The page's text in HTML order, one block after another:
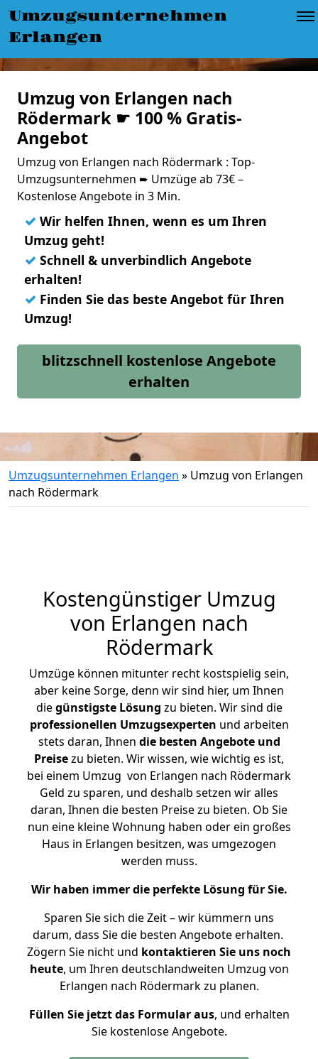
Umzugsunternehmen
Erlangen
Umzug von Erlangen nach
Rödermark ☛ 100 % Gratis-
Angebot
Umzug von Erlangen nach Rödermark : Top-
Umzugsunternehmen ➨ Umzüge ab 73€ –
Kostenlose Angebote in 3 Min.
✓ Wir helfen Ihnen, wenn es um Ihren
Umzug geht!
✓ Schnell & unverbindlich Angebote
erhalten!
✓ Finden Sie das beste Angebot für Ihren
Umzug!
blitzschnell kostenlose Angebote
erhalten
Umzugsunternehmen Erlangen » Umzug von Erlangen
nach Rödermark
Kostengünstiger Umzug
von Erlangen nach
Rödermark
Umzüge können mitunter recht kostspielig sein,
aber keine Sorge, denn wir sind hier, um Ihnen
diegünstigste Lösung zu bieten. Wir sind die
professionellen Umzugsexperten und arbeiten
stets daran, Ihnen die besten Angebote und
Preisezu bieten. Wir wissen, wie wichtig es ist,
bei einem Umzug von Erlangen nach Rödermark
Geld zu sparen, und deshalb setzen wir alles
daran, Ihnen die besten Preise zu bieten. Ob Sie
nun eine kleine Wohnung haben oder ein großes
Haus in Erlangen besitzen, was umgezogen
werden muss.
Wir haben immer die perfekte Lösung für Sie.
Sparen Sie sich die Zeit – wir kümmern uns
darum, dass Sie die besten Angebote erhalten.
Zögern Sie nicht und kontaktieren Sie uns noch
heute, um Ihren deutschlandweiten Umzug von
Erlangen nach Rödermark zu planen.
Füllen Sie jetzt das Formular aus, und erhalten
Sie kostenlose Angebote.